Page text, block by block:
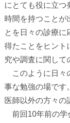
にとても役に立つ
時間を持つことが
とを日々の診療に
得たことをヒント
究や調査に関して
このように日々
事な勉強の場です
医師以外の方々の
前回 10年前の学